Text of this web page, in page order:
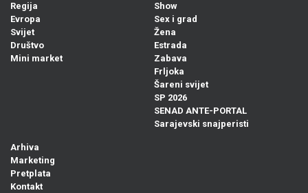
Regija
Evropa
Svijet
Društvo
Mini market
Show
Sex i grad
Žena
Estrada
Zabava
Frljoka
Šareni svijet
SP 2026
SENAD ANTE-PORTAL
Sarajevski snajperisti
Arhiva
Marketing
Pretplata
Kontakt